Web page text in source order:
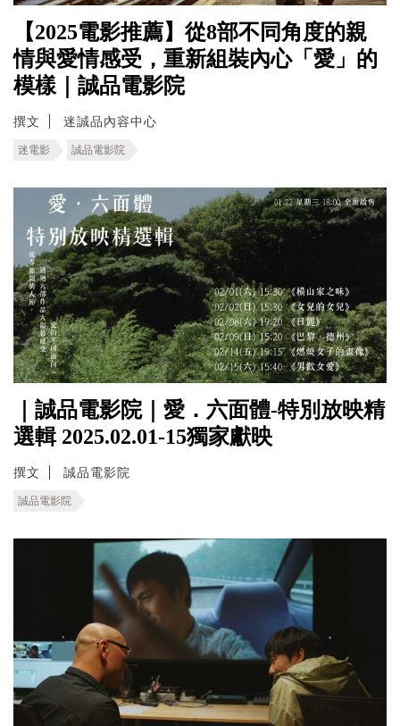
【2025電影推薦】從8部不同角度的親
情與愛情感受，重新組裝內心「愛」的
模樣｜誠品電影院
撰文 迷誠品內容中心
迷電影 誠品電影院
｜誠品電影院｜愛．六面體-特別放映精
選輯 2025.02.01-15獨家獻映
撰文 誠品電影院
誠品電影院